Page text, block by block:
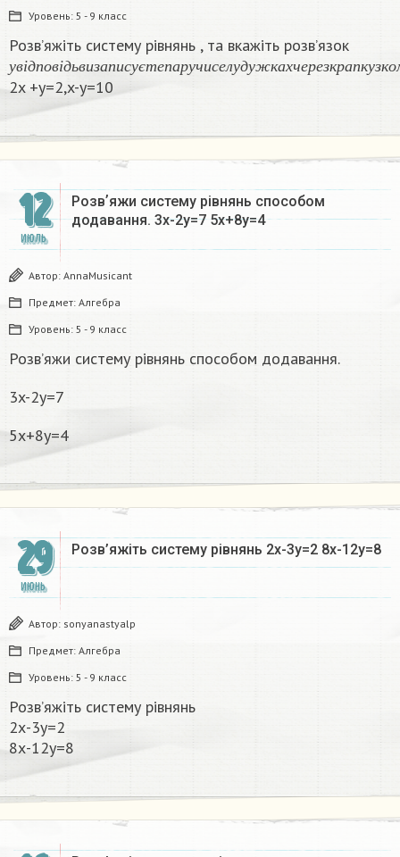
Уровень: 5 - 9 класс
Розв’яжіть систему рівнянь , та вкажіть розв’язок
у в і д п о в і д ьв и з а п и с у є т е п а р у ч и с ел у д у ж ка х ч е р е з кр а п к уз к о
увідповідьвизап исуєте п ар учисел удужках
2x +y=2,x-y=10
12
ИЮЛЬ
Розвʼяжи систему рівнянь способом
додавання. 3x-2y=7 5x+8y=4
Автор: AnnaMusicant
Предмет: Алгебра
Уровень: 5 - 9 класс
Розвʼяжи систему рівнянь способом додавання.
3x-2y=7
5x+8y=4
29
ИЮНЬ
Розв’яжіть систему рівнянь 2х-3y=2 8х-12у=8​
Автор: sonyanastyalp
Предмет: Алгебра
Уровень: 5 - 9 класс
Розв’яжіть систему рівнянь
2х-3y=2
8х-12у=8​